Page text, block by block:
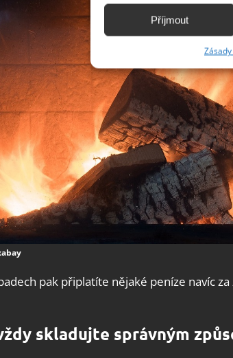
Identifikace zařízení na
základě aktivně
Zajištění bezpečnosti,
odstraňování chyb,
Ukládání a sdělování
Příjmout
pak připlatíte nějaké peníze navíc
skladujte správným